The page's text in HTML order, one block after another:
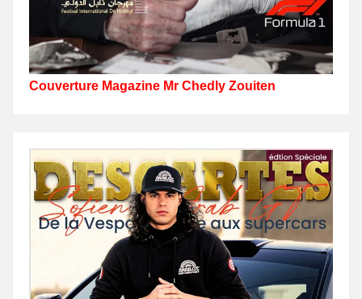
Couverture Magazine Mr Chedly Zouiten